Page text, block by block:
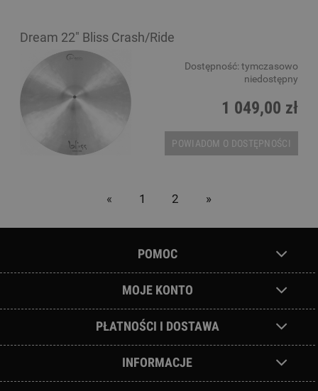
Dream 22" Bliss Crash/Ride
Dostępność: tymczasowo
niedostępny
1 049,00 zł
POWIADOM O DOSTĘPNOŚCI
« 1 2 »
POMOC
MOJE KONTO
PŁATNOŚCI I DOSTAWA
INFORMACJE